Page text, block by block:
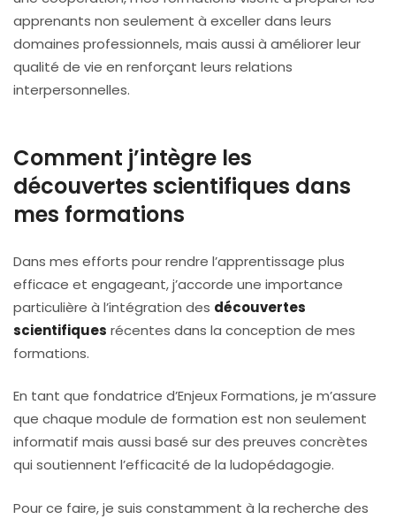
apprenants non seulement à exceller dans leurs
domaines professionnels, mais aussi à améliorer leur
qualité de vie en renforçant leurs relations
interpersonnelles.
Comment j’intègre les
découvertes scientifiques dans
mes formations
Dans mes efforts pour rendre l’apprentissage plus
efficace et engageant, j’accorde une importance
particulière à l’intégration des découvertes
scientifiques récentes dans la conception de mes
formations.
En tant que fondatrice d’Enjeux Formations, je m’assure
que chaque module de formation est non seulement
informatif mais aussi basé sur des preuves concrètes
qui soutiennent l’efficacité de la ludopédagogie.
Pour ce faire, je suis constamment à la recherche des